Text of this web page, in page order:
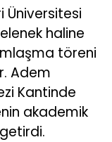
Üniversitesi
haline
töreni
Adem
Kantinde
akademik